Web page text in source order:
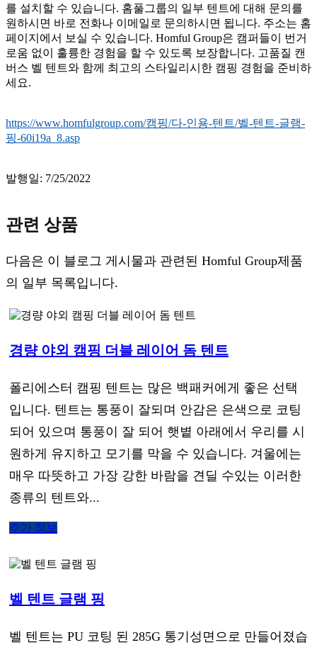
를 설치할 수 있습니다. 홈풀그룹의 일부 텐트에 대해 문의를
원하시면 바로 전화나 이메일로 문의하시면 됩니다. 주소는 홈
페이지에서 보실 수 있습니다. Homful Group은 캠퍼들이 번거
로움 없이 훌륭한 경험을 할 수 있도록 보장합니다. 고품질 캔
버스 벨 텐트와 함께 최고의 스타일리시한 캠핑 경험을 준비하
세요.
https://www.homfulgroup.com/캠핑/다-인용-텐트/벨-텐트-글램-
핑-60i19a_8.asp
발행일: 7/25/2022
관련 상품
다음은 이 블로그 게시물과 관련된 Homful Group제품
의 일부 목록입니다.
경량 야외 캠핑 더블 레이어 돔 텐트
폴리에스터 캠핑 텐트는 많은 백패커에게 좋은 선택
입니다. 텐트는 통풍이 잘되며 안감은 은색으로 코팅
되어 있으며 통풍이 잘 되어 햇볕 아래에서 우리를 시
원하게 유지하고 모기를 막을 수 있습니다. 겨울에는
매우 따뜻하고 가장 강한 바람을 견딜 수있는 이러한
종류의 텐트와...
추가 정보
벨 텐트 글램 핑
벨 텐트는 PU 코팅 된 285G 통기성면으로 만들어졌습